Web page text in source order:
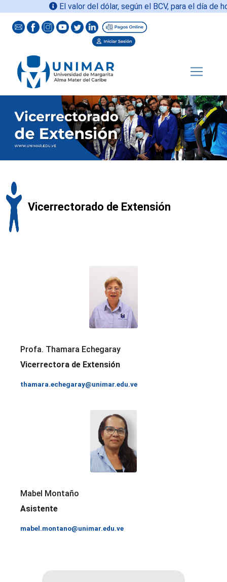
El valor del dólar, según el BCV, para el día de
Vicerrectorado de Extensión
Profa. Thamara Echegaray
Vicerrectora de Extensión
thamara.echegaray@unimar.edu.ve
Mabel Montaño
Asistente
mabel.montano@unimar.edu.ve